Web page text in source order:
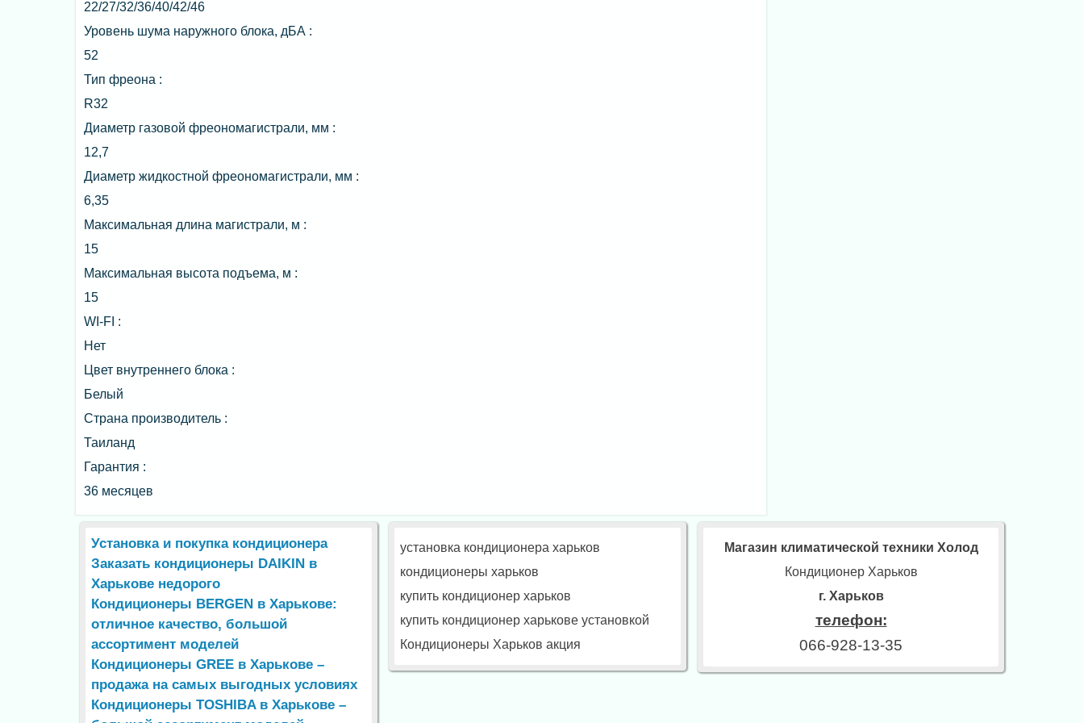
22/27/32/36/40/42/46
Уровень шума наружного блока, дБА :
52
Тип фреона :
R32
Диаметр газовой фреономагистрали, мм :
12,7
Диаметр жидкостной фреономагистрали, мм :
6,35
Максимальная длина магистрали, м :
15
Максимальная высота подъема, м :
15
WI-FI :
Нет
Цвет внутреннего блока :
Белый
Страна производитель :
Таиланд
Гарантия :
36 месяцев
Установка и покупка кондиционера
Заказать кондиционеры DAIKIN в
Харькове недорого
Кондиционеры BERGEN в Харькове:
отличное качество, большой
ассортимент моделей
Кондиционеры GREE в Харькове –
продажа на самых выгодных условиях
Кондиционеры TOSHIBA в Харькове –
установка кондиционера харьков
кондиционеры харьков
купить кондиционер харьков
купить кондиционер харькове установкой
Кондиционеры Харьков акция
Магазин климатической техники Холод
Кондиционер Харьков
г. Харьков
телефон:
066-928-13-35